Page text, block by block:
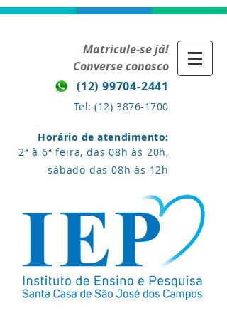
Matricule-se já!
Converse conosco
(12) 99704-2441
Tel:(12) 3876-1700
Horário de atendimento:
2ª à 6ª feira, das 08h às 20h,
sábado das 08h às 12h